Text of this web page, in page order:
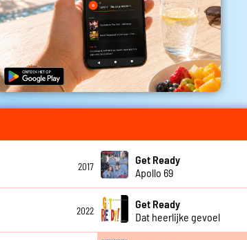
2017
Get Ready
Apollo 69
2022
Get Ready
Dat heerlijke gevoel